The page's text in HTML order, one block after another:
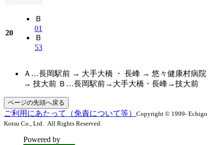
20
Ｂ
01
Ｂ
53
Ａ…長岡駅前 → 大手大橋 ・ 長峰 → 悠々健康村病院
→ 技大前 Ｂ…長岡駅前→大手大橋・長峰→技大前
ページの先頭へ戻る
ご利用にあたって（免責について等） Copyright © 1999- Echigo
Kotsu Co., Ltd. All Rights Reserved.
Powered by